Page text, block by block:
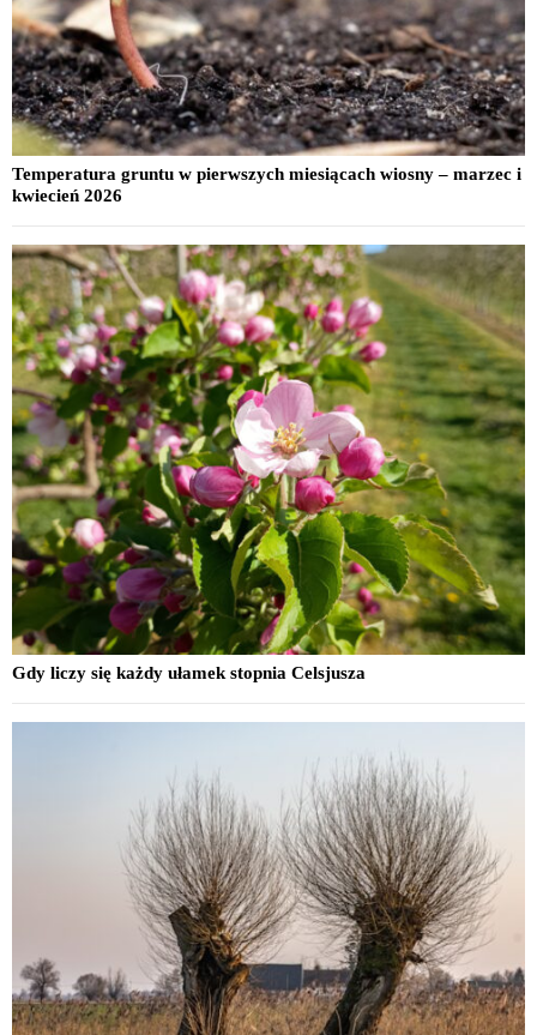
Temperatura gruntu w pierwszych miesiącach wiosny – marzec i
kwiecień 2026
Gdy liczy się każdy ułamek stopnia Celsjusza